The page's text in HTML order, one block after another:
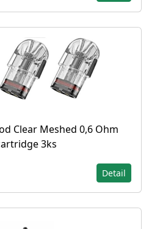
Clear Meshed 0,6 Ohm
3ks
Detail